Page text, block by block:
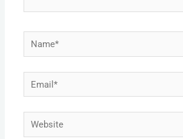
Name*
Email*
Website